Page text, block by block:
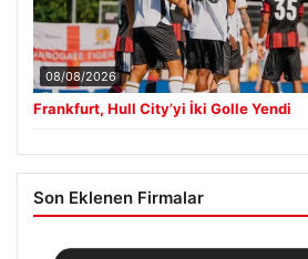
08/08/2026
Frankfurt, Hull City’yi İki Golle Yendi
Son Eklenen Firmalar